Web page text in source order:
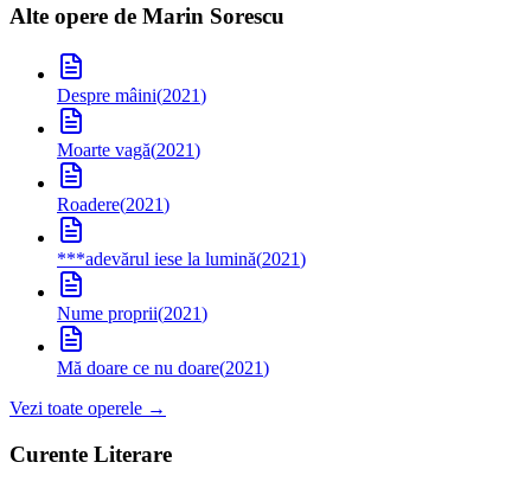
Alte opere de Marin Sorescu
Despre mâini(2021)
Moarte vagă(2021)
Roadere(2021)
***adevărul iese la lumină(2021)
Nume proprii(2021)
Mă doare ce nu doare(2021)
Vezi toate operele →
Curente Literare